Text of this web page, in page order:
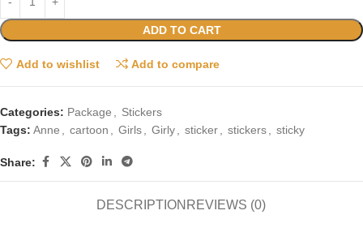
ADD TO CART
Add to wishlist Add to compare
Categories: Package , Stickers
Tags: Anne , cartoon , Girls, Girly, sticker, stickers, sticky
Share:
DESCRIPTION REVIEWS (0)